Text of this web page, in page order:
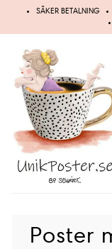
Hoppa
SÄKER BETALNING
Poster